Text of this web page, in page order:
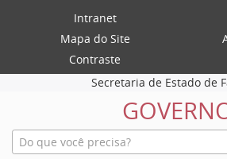
Intranet
Mapa do Site
Contraste
Secretaria de Estado de